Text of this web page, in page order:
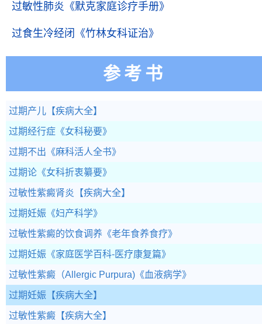
过敏性肺炎 《默克家庭诊疗手册》
过食生冷经闭 《竹林女科证治》
参考书
过期产儿 【疾病大全】
过期经行症 《女科秘要》
过期不出 《麻科活人全书》
过期论 《女科折衷纂要》
过敏性紫癜肾炎 【疾病大全】
过期妊娠 《妇产科学》
过敏性紫癜的饮食调养 《老年食养食疗》
过期妊娠 《家庭医学百科-医疗康复篇》
过敏性紫癜（Allergic Purpura) 《血液病学》
过期妊娠 【疾病大全】
过敏性紫癜 【疾病大全】